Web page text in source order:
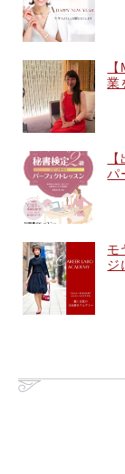
業
パ
モ
ジ